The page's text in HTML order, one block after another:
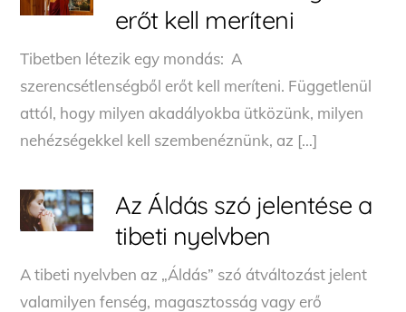
erőt kell meríteni
Tibetben létezik egy mondás: A
szerencsétlenségből erőt kell meríteni. Függetlenül
attól, hogy milyen akadályokba ütközünk, milyen
nehézségekkel kell szembenéznünk, az […]
Az Áldás szó jelentése a
tibeti nyelvben
A tibeti nyelvben az „Áldás” szó átváltozást jelent
valamilyen fenség, magasztosság vagy erő